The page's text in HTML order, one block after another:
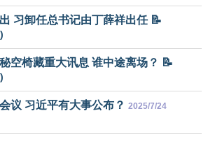
习卸任总书记由丁薛祥出任 📝
空椅藏重大讯息 谁中途离场？ 📝
议 习近平有大事公布？ 2025/7/24